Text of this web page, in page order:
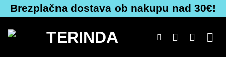
Skoči
na
vsebino
Brezplačna dostava ob nakupu nad 30€!